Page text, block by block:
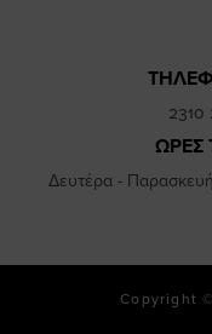
2310
ΩΡΕΣ
Δευτέρα -
Copyright